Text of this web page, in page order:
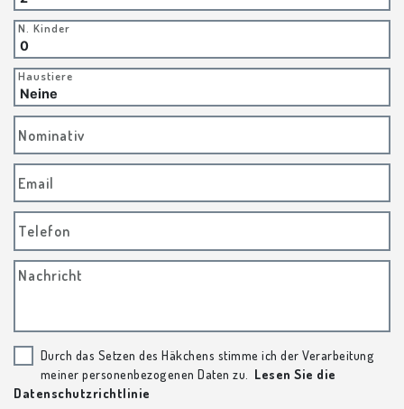
N. Kinder
Haustiere
Nominativ
Email
Telefon
Nachricht
Durch das Setzen des Häkchens stimme ich der Verarbeitung
meiner personenbezogenen Daten zu.
Lesen Sie die
Datenschutzrichtlinie